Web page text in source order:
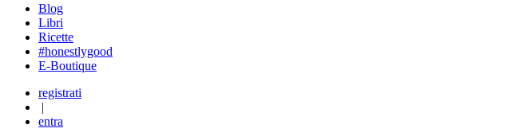
Blog
Libri
Ricette
#honestlygood
E-Boutique
registrati
|
entra